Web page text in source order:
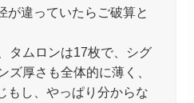
が違っていたらご破算と
タムロンは17枚で、シグ
ズ厚さも全体的に薄く、
もし、やっぱり分からな